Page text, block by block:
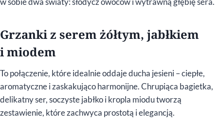
Grzanki z serem żółtym, jabłkiem
i miodem
To połączenie, które idealnie oddaje ducha jesieni – ciepłe,
aromatyczne i zaskakująco harmonijne. Chrupiąca bagietka,
delikatny ser, soczyste jabłko i kropla miodu tworzą
zestawienie, które zachwyca prostotą i elegancją.